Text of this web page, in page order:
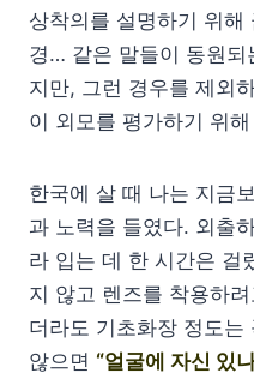
상착의를 설명하기 위
경… 같은 말들이 동원되
지만, 그런 경우를 제외
이 외모를 평가하기 위
한국에 살 때 나는 지금
과 노력을 들였다. 외출
라 입는 데 한 시간은 걸
지 않고 렌즈를 착용하
더라도 기초화장 정도는
않으면 “얼굴에 자신 있